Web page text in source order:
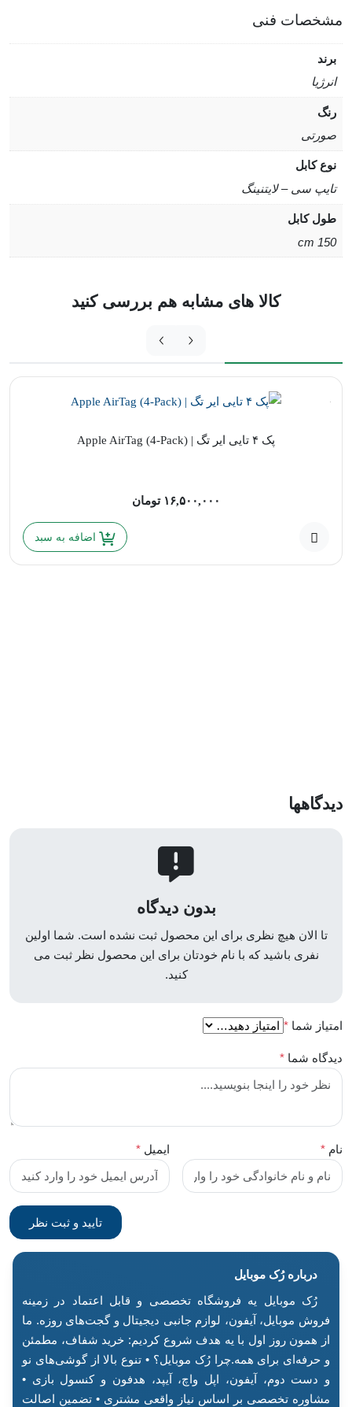
مشخصات فنی
برند
انرژیا
رنگ
صورتی
نوع کابل
تایپ سی – لایتنینگ
طول کابل
150 cm
کالا های مشابه هم بررسی کنید
پک ۴ تایی ایر تگ | Apple AirTag (4-Pack)
۱۶,۵۰۰,۰۰۰ تومان
اضافه به سبد
دیدگاهها
بدون دیدگاه
تا الان هیچ نظری برای این محصول ثبت نشده است. شما اولین
نفری باشید که با نام خودتان برای این محصول نظر ثبت می
کنید.
امتیاز شما *
دیدگاه شما *
نام * ایمیل *
درباره رُک‌ موبایل
رُک موبایل یه فروشگاه تخصصی و قابل اعتماد در زمینه
فروش موبایل، آیفون، لوازم جانبی دیجیتال و گجت‌های روزه. ما
از همون روز اول با یه هدف شروع کردیم: خرید شفاف، مطمئن
و حرفه‌ای برای همه.چرا رُک موبایل؟ • تنوع بالا از گوشی‌های نو
و دست دوم، آیفون، اپل واچ، آیپد، هدفون و کنسول بازی •
مشاوره تخصصی بر اساس نیاز واقعی مشتری • تضمین اصالت